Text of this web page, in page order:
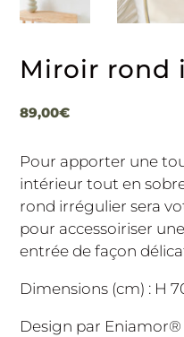
Miroir rond
89,00€
Pour apporter une
intérieur tout en
rond irrégulier sera
pour accessoiriser
entrée de façon
Dimensions (cm) : H
Design par Eniamor®️